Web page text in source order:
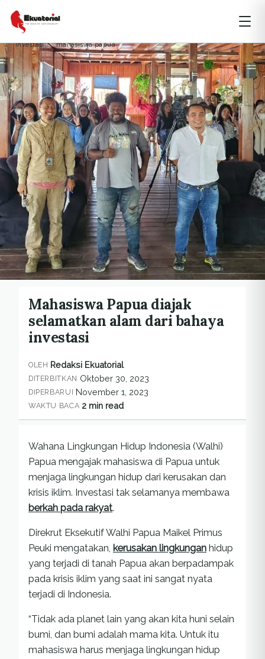
ARTIKEL
investasi mahasiswa papua
Mahasiswa Papua diajak
selamatkan alam dari bahaya
investasi
OLEH Redaksi Ekuatorial
DITERBITKAN Oktober 30, 2023
DIPERBARUI November 1, 2023
WAKTU BACA 2 min read
Wahana Lingkungan Hidup Indonesia (Walhi)
Papua mengajak mahasiswa di Papua untuk
menjaga lingkungan hidup dari kerusakan dan
krisis iklim. Investasi tak selamanya membawa
berkah pada rakyat.
Direkrut Eksekutif Walhi Papua Maikel Primus
Peuki mengatakan, kerusakan lingkungan hidup
yang terjadi di tanah Papua akan berpadampak
pada krisis iklim yang saat ini sangat nyata
terjadi di Indonesia.
“Tidak ada planet lain yang akan kita huni selain
bumi, dan bumi adalah mama kita. Untuk itu
mahasiswa harus menjaga lingkungan hidup